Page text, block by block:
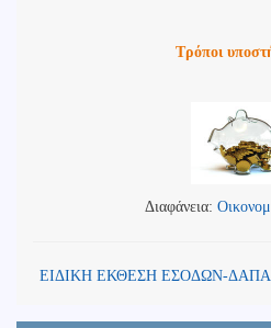
Τρόποι
Διαφάνεια:
ΕΙΔΙΚΗ ΕΚΘΕΣΗ ΕΣΟΔΩΝ-